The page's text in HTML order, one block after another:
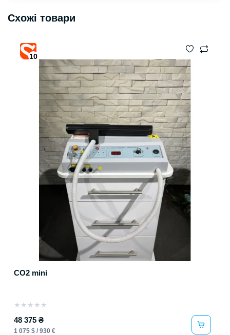
Схожі товари
10
CO2 mini
★ ★ ★ ★ ★
48 375 ₴
1 075 $ / 930 €